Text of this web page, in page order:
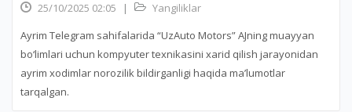
25/10/2025 02:05 |
Yangiliklar
Ayrim Telegram sahifalarida “UzAuto Motors” AJning muayyan
bo‘limlari uchun kompyuter texnikasini xarid qilish jarayonidan
ayrim xodimlar norozilik bildirganligi haqida ma’lumotlar
tarqalgan.